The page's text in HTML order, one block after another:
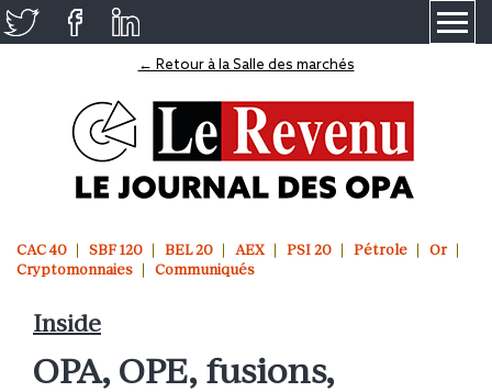
← Retour à la Salle des marchés
CAC 40 SBF 120 BEL 20 AEX PSI 20 Pétrole
Or
Cryptomonnaies
Communiqués
Inside
OPA, OPE, fusions,